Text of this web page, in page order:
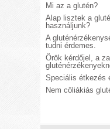
Mi az a glutén?
Alap lisztek a
használjunk?
A
tudni érdemes.
Örök kérdőjel, a
Speciális étkezés
Nem cöliákiás